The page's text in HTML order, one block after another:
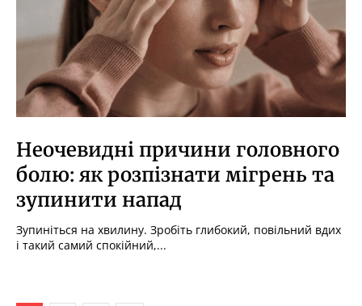
Неочевидні причини головного
болю: як розпізнати мігрень та
зупинити напад
Зупиніться на хвилину. Зробіть глибокий, повільний вдих
і такий самий спокійний,...